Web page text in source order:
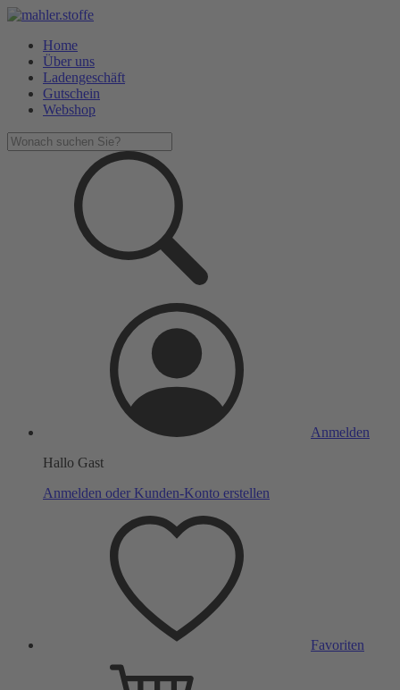
Home
Über uns
Ladengeschäft
Gutschein
Webshop
Anmelden
Hallo Gast
Anmelden oder Kunden-Konto erstellen
Favoriten